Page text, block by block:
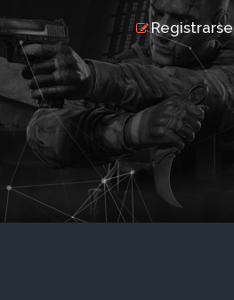
Registrarse